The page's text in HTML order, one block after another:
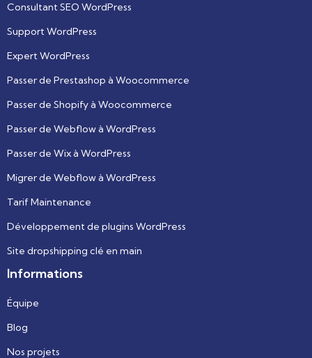
Consultant SEO WordPress
Support WordPress
Expert WordPress
Passer de Prestashop à Woocommerce
Passer de Shopify à Woocommerce
Passer de Webflow à WordPress
Passer de Wix à WordPress
Migrer de Webflow à WordPress
Tarif Maintenance
Développement de plugins WordPress
Site dropshipping clé en main
Informations
Équipe
Blog
Nos projets